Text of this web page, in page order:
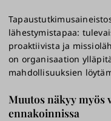
lähestymistapaa:
proaktiivista ja
on organisaation
mahdollisuuksien
Muutos näkyy myös
ennakoinnissa